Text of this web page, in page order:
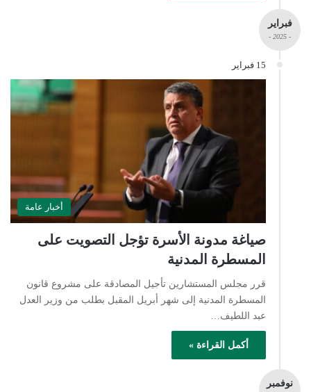
فبراير
- 2025 -
15 فبراير
أخبار عامة
صياغة مدونة الأسرة تؤجل التصويت على
المسطرة المدنية
قرر مجلس المستشارين تأجيل المصادقة على مشروع قانون
المسطرة المدنية إلى شهر أبريل المقبل بطلب من وزير العدل
عبد اللطيف…
أكمل القراءة »
نوفمبر